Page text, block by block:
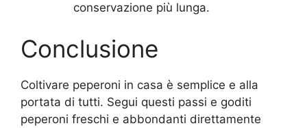
conservazione più lunga.
Conclusione
Coltivare peperoni in casa è semplice e alla
portata di tutti. Segui questi passi e goditi
peperoni freschi e abbondanti direttamente